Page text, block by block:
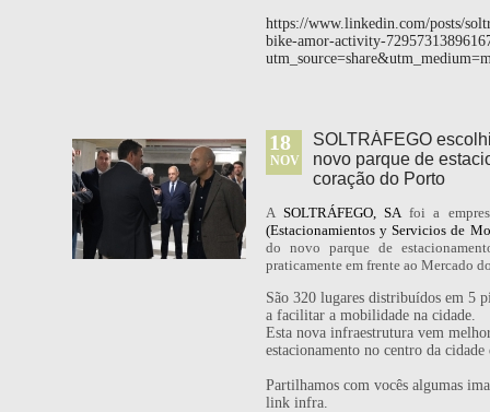
https://www.linkedin.com/posts/
bike-amor-activity-
18
NOV
SOLTRÁFEGO
novo parque de
coração do Porto
A SOLTRÁFEGO, SA foi a
(Estacionamientos y Servicios de
do novo parque de
praticamente em frente ao Mercado
São 320 lugares distribuídos em 5
a facilitar a mobilidade na cidade.
Esta nova infraestrutura vem
estacionamento no centro da
Partilhamos com vocês algumas
link infra.